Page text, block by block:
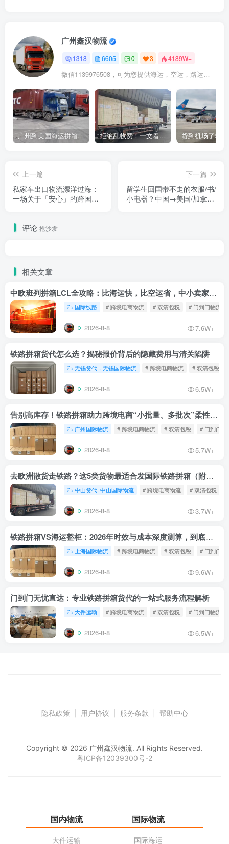
广州鑫汉物流
1318 6605 0 3 4189W+
微信1139976508，可为您提供海运，空运，路运，铁路运输
广州到美国海运拼箱多少钱？2024年最新运费构成+隐藏费用避坑指南 拒绝乱收费！一文看懂中国货代计费套路，教你避开所有隐形坑
上一篇
私家车出口物流漂洋过海：
一场关于「安心」的跨国运
下一篇
留学生回国带不走的衣服/书/
小电器？中国→美国/加拿大/
评论 抢沙发
相关文章
中欧班列拼箱LCL全攻略：比海运快，比空运省，中小卖家的物流新宠！
国际线路 # 跨境电商物流 # 双清包税 # 门到门物流
2026-8-8 7.6W+
铁路拼箱货代怎么选？揭秘报价背后的隐藏费用与清关陷阱
无锡货代，无锡国际物流 # 跨境电商物流 # 双清包税
2026-8-8 6.5W+
告别高库存！铁路拼箱助力跨境电商“小批量、多批次”柔性补货
广州国际物流 # 跨境电商物流 # 双清包税 # 门到门物
2026-8-8 5.7W+
去欧洲散货走铁路？这5类货物最适合发国际铁路拼箱（附禁运清单）
中山货代. 中山国际物流 # 跨境电商物流 # 双清包税
2026-8-8 3.7W+
铁路拼箱VS海运整柜：2026年时效与成本深度测算，到底能省多少钱？
上海国际物流 # 跨境电商物流 # 双清包税 # 门到门物
2026-8-8 9.6W+
门到门无忧直达：专业铁路拼箱货代的一站式服务流程解析
大件运输 # 跨境电商物流 # 双清包税 # 门到门物流
2026-8-8 6.5W+
隐私政策 用户协议 服务条款 帮助中心
Copyright © 2026 广州鑫汉物流. All Rights Reserved.
粤ICP备12039300号-2
国内物流
大件运输
国际物流
国际海运